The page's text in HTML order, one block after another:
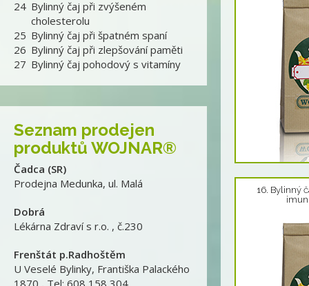
24 Bylinný čaj při zvýšeném
cholesterolu
25 Bylinný čaj při špatném spaní
26 Bylinný čaj při zlepšování paměti
27 Bylinný čaj pohodový s vitamíny
Seznam prodejen
produktů WOJNAR®
Čadca (SR)
Prodejna Medunka, ul. Malá
Dobrá
Lékárna Zdraví s r.o. , č.230
Frenštát p.Radhoštěm
U Veselé Bylinky, Františka Palackého
1870 , Tel: 608 158 304
16. Bylinný